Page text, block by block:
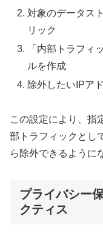
対象のデータス
リック
「内部トラフィ
ルを作成
除外したいIPア
この設定により、指
部トラフィックとし
ら除外できるように
プライバシー
クティス